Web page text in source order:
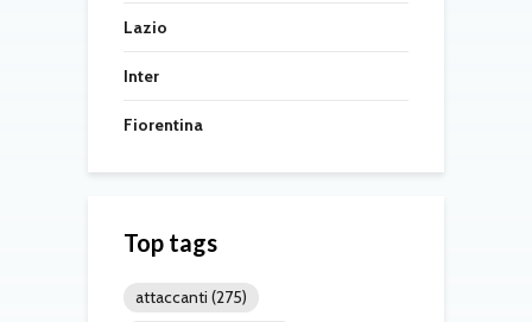
Lazio
Inter
Fiorentina
Top tags
attaccanti (275)